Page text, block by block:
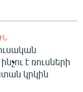
է ռուսների
կրկին